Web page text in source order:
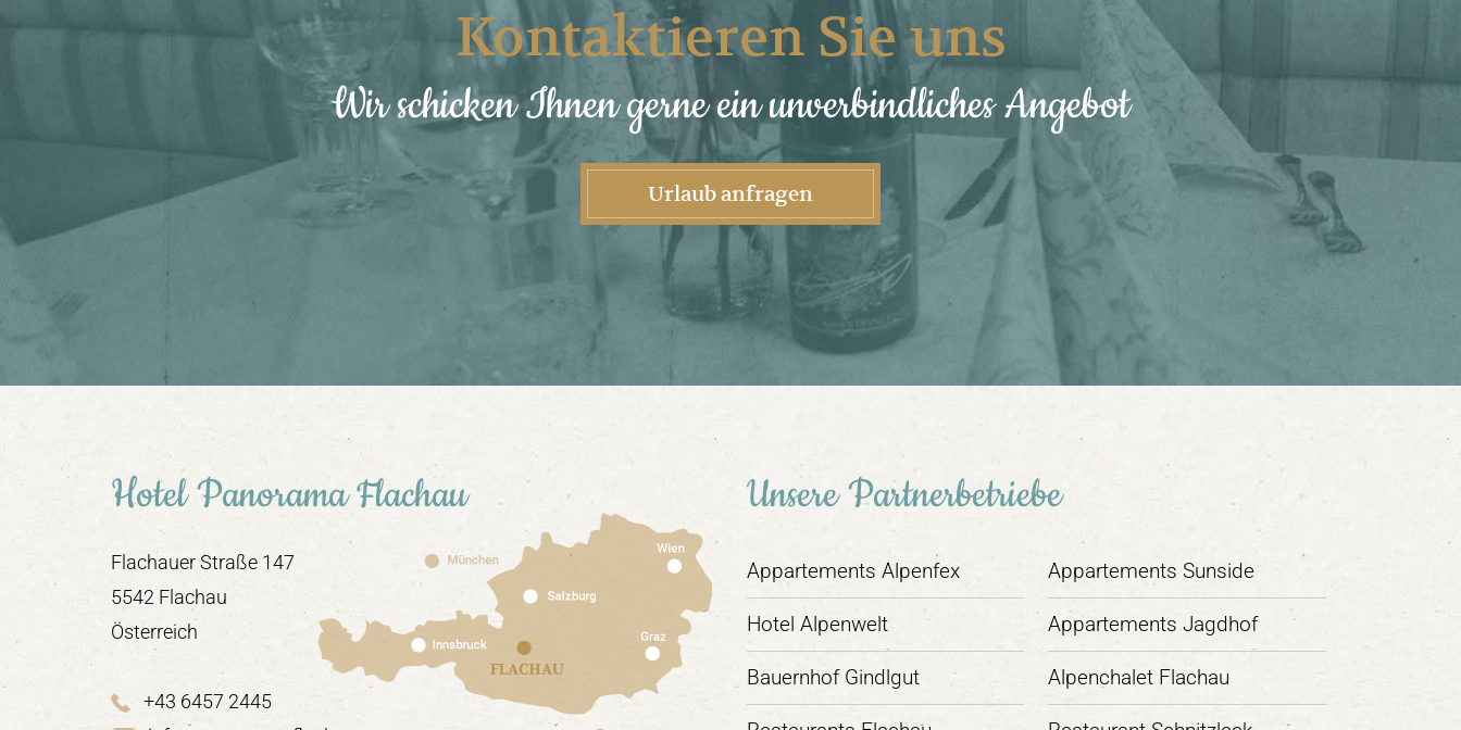
Kontaktieren Sie uns
Wir schicken Ihnen gerne ein unverbindliches Angebot
Urlaub anfragen
Hotel Panorama Flachau
Flachauer Straße 147
5542 Flachau
Österreich
+43 6457 2445
Unsere Partnerbetriebe
Appartements Alpenfex Appartements Sunside
Hotel Alpenwelt Appartements Jagdhof
Bauernhof Gindlgut Alpenchalet Flachau